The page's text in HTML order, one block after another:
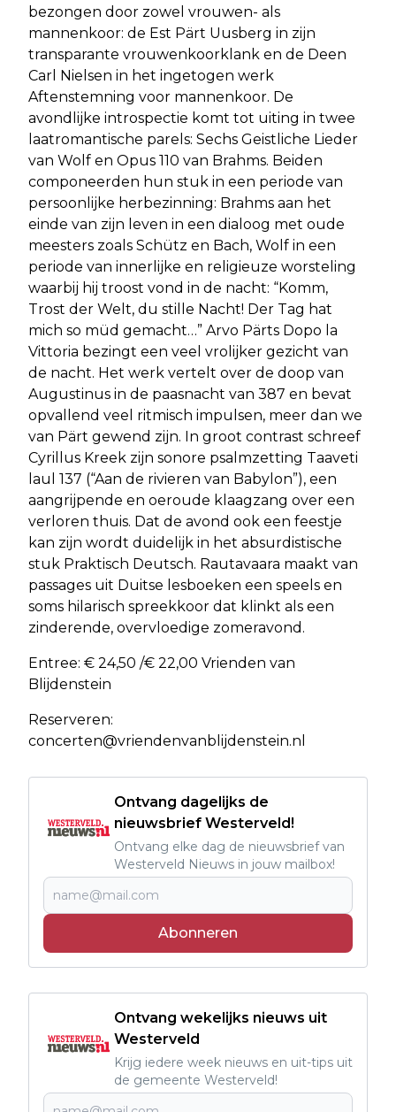
bezongen door zowel vrouwen- als
mannenkoor: de Est Pärt Uusberg in zijn
transparante vrouwenkoorklank en de Deen
Carl Nielsen in het ingetogen werk
Aftenstemning voor mannenkoor. De
avondlijke introspectie komt tot uiting in twee
laatromantische parels: Sechs Geistliche Lieder
van Wolf en Opus 110 van Brahms. Beiden
componeerden hun stuk in een periode van
persoonlijke herbezinning: Brahms aan het
einde van zijn leven in een dialoog met oude
meesters zoals Schütz en Bach, Wolf in een
periode van innerlijke en religieuze worsteling
waarbij hij troost vond in de nacht: “Komm,
Trost der Welt, du stille Nacht! Der Tag hat
mich so müd gemacht…” Arvo Pärts Dopo la
Vittoria bezingt een veel vrolijker gezicht van
de nacht. Het werk vertelt over de doop van
Augustinus in de paasnacht van 387 en bevat
opvallend veel ritmisch impulsen, meer dan we
van Pärt gewend zijn. In groot contrast schreef
Cyrillus Kreek zijn sonore psalmzetting Taaveti
laul 137 (“Aan de rivieren van Babylon”), een
aangrijpende en oeroude klaagzang over een
verloren thuis. Dat de avond ook een feestje
kan zijn wordt duidelijk in het absurdistische
stuk Praktisch Deutsch. Rautavaara maakt van
passages uit Duitse lesboeken een speels en
soms hilarisch spreekkoor dat klinkt als een
zinderende, overvloedige zomeravond.
Entree: € 24,50 /€ 22,00 Vrienden van
Blijdenstein
Reserveren:
concerten@vriendenvanblijdenstein.nl
Ontvang dagelijks de
nieuwsbrief Westerveld!
Ontvang elke dag de nieuwsbrief van
Westerveld Nieuws in jouw mailbox!
Abonneren
Ontvang wekelijks nieuws uit
Westerveld
Krijg iedere week nieuws en uit-tips uit
de gemeente Westerveld!